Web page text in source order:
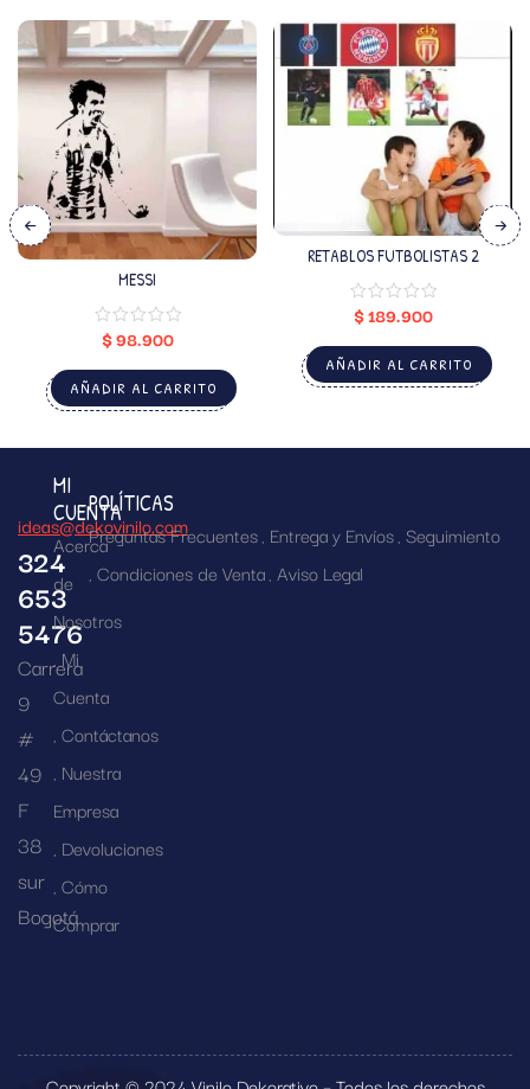
MESSI
$98.900
AÑADIR AL CARRITO
RETABLOS FUTBOLISTAS 2
$189.900
AÑADIR AL CARRITO
ideas@dekovinilo.com
324
653
5476
Carrera
9
#
49
F
38
sur
Bogotá
MI
CUENTA
Acerca
de
Nosotros
Mi
Cuenta
Contáctanos
Nuestra
Empresa
Devoluciones
Cómo
Comprar
POLÍTICAS
Preguntas Frecuentes Entrega y Envíos Seguimiento
Condiciones de Venta Aviso Legal